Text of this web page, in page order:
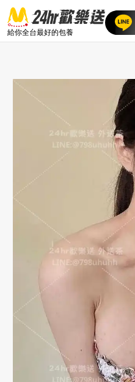
給你全台最好的包養